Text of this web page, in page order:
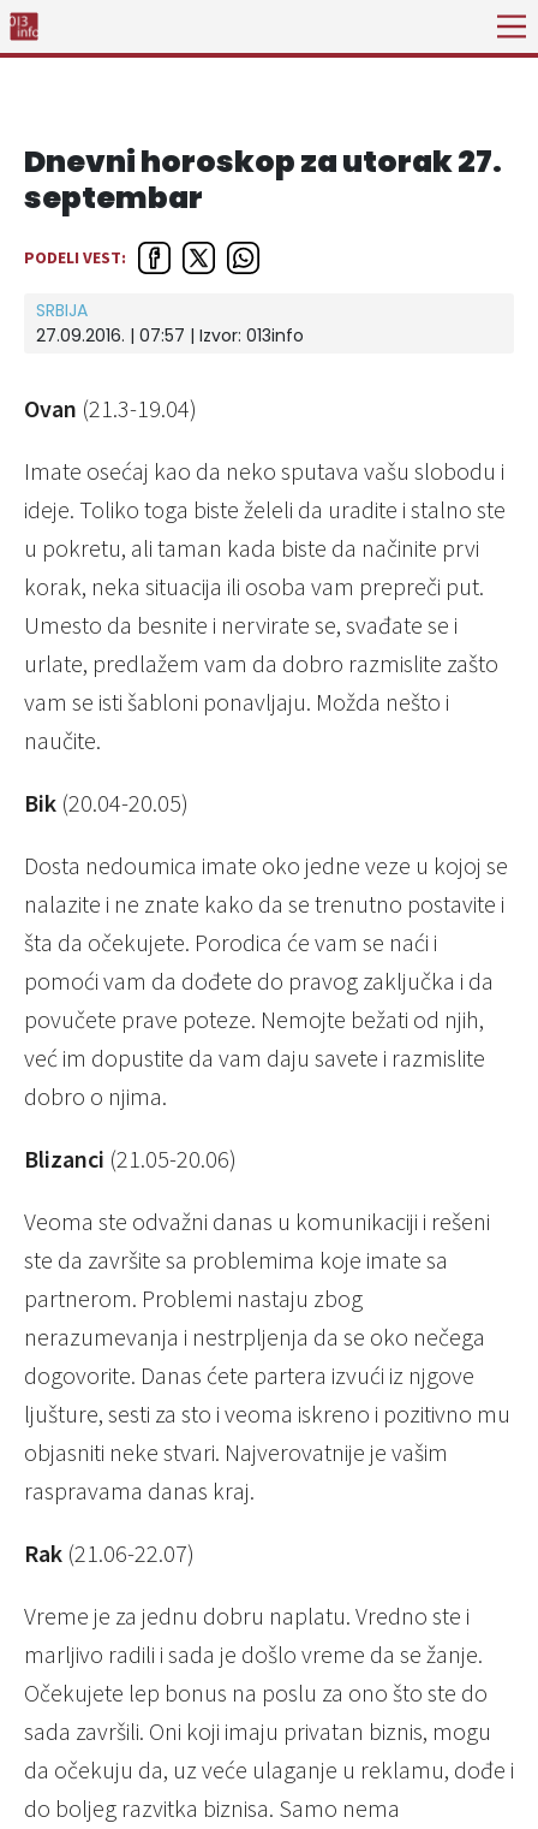
Dnevni horoskop za utorak 27.
septembar
PODELI VEST:
SRBIJA
27.09.2016. | 07:57 | Izvor: 013info
Ovan (21.3-19.04)
Imate osećaj kao da neko sputava vašu slobodu i
ideje. Toliko toga biste želeli da uradite i stalno ste
u pokretu, ali taman kada biste da načinite prvi
korak, neka situacija ili osoba vam prepreči put.
Umesto da besnite i nervirate se, svađate se i
urlate, predlažem vam da dobro razmislite zašto
vam se isti šabloni ponavljaju. Možda nešto i
naučite.
Bik (20.04-20.05)
Dosta nedoumica imate oko jedne veze u kojoj se
nalazite i ne znate kako da se trenutno postavite i
šta da očekujete. Porodica će vam se naći i
pomoći vam da dođete do pravog zaključka i da
povučete prave poteze. Nemojte bežati od njih,
već im dopustite da vam daju savete i razmislite
dobro o njima.
Blizanci (21.05-20.06)
Veoma ste odvažni danas u komunikaciji i rešeni
ste da završite sa problemima koje imate sa
partnerom. Problemi nastaju zbog
nerazumevanja i nestrpljenja da se oko nečega
dogovorite. Danas ćete partera izvući iz njgove
ljušture, sesti za sto i veoma iskreno i pozitivno mu
objasniti neke stvari. Najverovatnije je vašim
raspravama danas kraj.
Rak (21.06-22.07)
Vreme je za jednu dobru naplatu. Vredno ste i
marljivo radili i sada je došlo vreme da se žanje.
Očekujete lep bonus na poslu za ono što ste do
sada završili. Oni koji imaju privatan biznis, mogu
da očekuju da, uz veće ulaganje u reklamu, dođe i
do boljeg razvitka biznisa. Samo nema